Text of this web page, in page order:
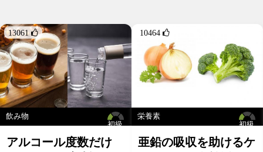
13061 
初級
飲み物
アルコール度数だけ
10464 
初級
栄養素
亜鉛の吸収を助けるケ